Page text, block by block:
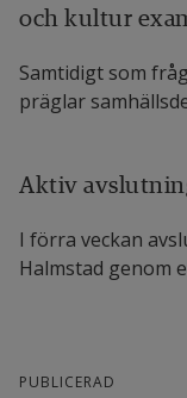
och kultur
Samtidigt som
präglar
Aktiv
I förra veckan
Halmstad genom
PUBLICERAD